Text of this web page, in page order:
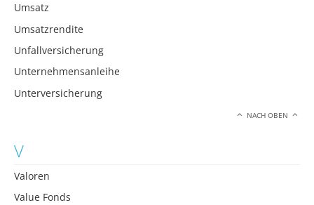
Umsatz
Umsatzrendite
Unfallversicherung
Unternehmensanleihe
Unterversicherung
NACH OBEN
V
Valoren
Value Fonds